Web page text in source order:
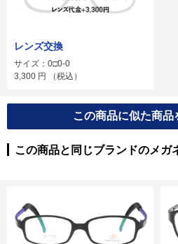
レンズ交換
サイズ：0□0-0
3,300 円 （税込）
この商品に似た商品
この商品と同じブランドのメガ